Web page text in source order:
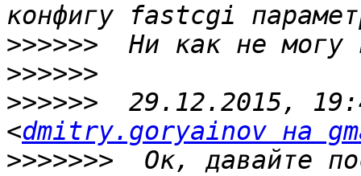
>>>>>>
>>>>>>
>>>>>> 29.12.2015,
<dmitry.goryainov на
>>>>>>> Ок, давайте